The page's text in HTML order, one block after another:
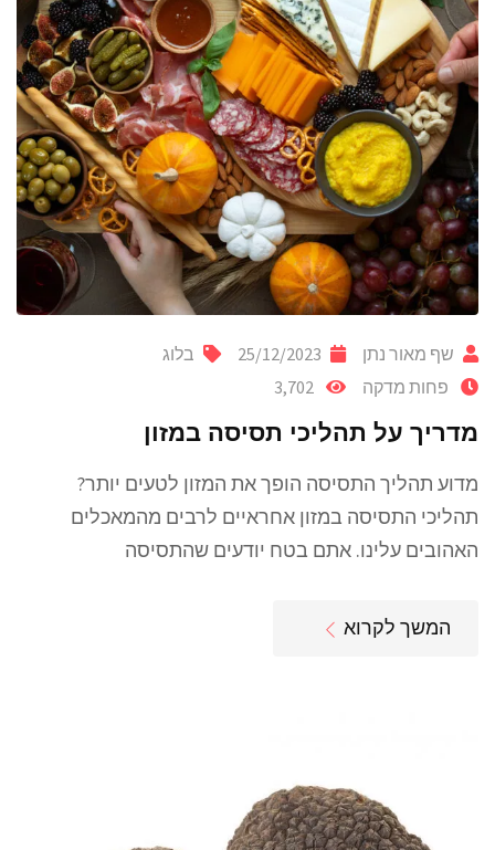
שף מאור נתן 25/12/2023
בלוג
פחות מדקה
מדריך על תהליכי תסיסה במזון
מדוע תהליך התסיסה הופך את המזון לטעים יותר?
תהליכי התסיסה במזון אחראיים לרבים מהמאכלים
האהובים עלינו. אתם בטח יודעים שהתסיסה
המשך לקרוא